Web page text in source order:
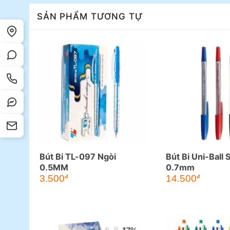
SẢN PHẨM TƯƠNG TỰ
Bút Bi TL-097 Ngòi
0.5MM
3.500đ
Bút Bi Uni-Ball
0.7mm
14.500đ